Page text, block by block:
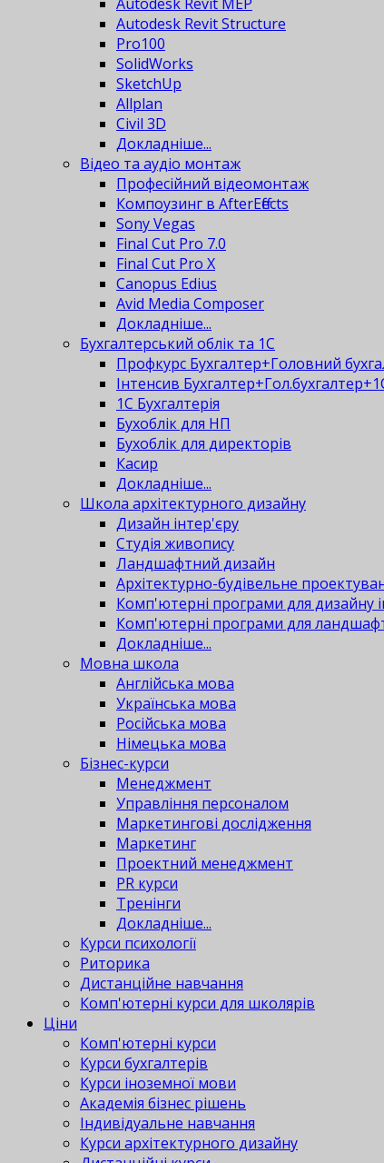
Autodesk Revit MEP
Autodesk Revit Structure
Pro100
SolidWorks
SketchUp
Allplan
Civil 3D
Докладніше...
Відео та аудіо монтаж
Професійний відеомонтаж
Компоузинг в AfterEffects
Sony Vegas
Final Cut Pro 7.0
Final Cut Pro X
Canopus Edius
Avid Media Composer
Докладніше...
Бухгалтерський облік та 1С
Профкурс Бухгалтер+Головний
Інтенсив
1С Бухгалтерія
Бухоблік для НП
Бухоблік для директорів
Касир
Докладніше...
Школа архітектурного дизайну
Дизайн інтер'єру
Студія живопису
Ландшафтний дизайн
Архітектурно-будівельне
Комп'ютерні програми для дизайну
Комп'ютерні програми для
Докладніше...
Мовна школа
Англійська мова
Українська мова
Російська мова
Німецька мова
Бізнес-курси
Менеджмент
Управління персоналом
Маркетингові дослідження
Маркетинг
Проектний менеджмент
PR курси
Тренінги
Докладніше...
Курси психології
Риторика
Дистанційне навчання
Комп'ютерні курси для школярів
Ціни
Комп'ютерні курси
Курси бухгалтерів
Курси іноземної мови
Академія бізнес рішень
Індивідуальне навчання
Курси архітектурного дизайну